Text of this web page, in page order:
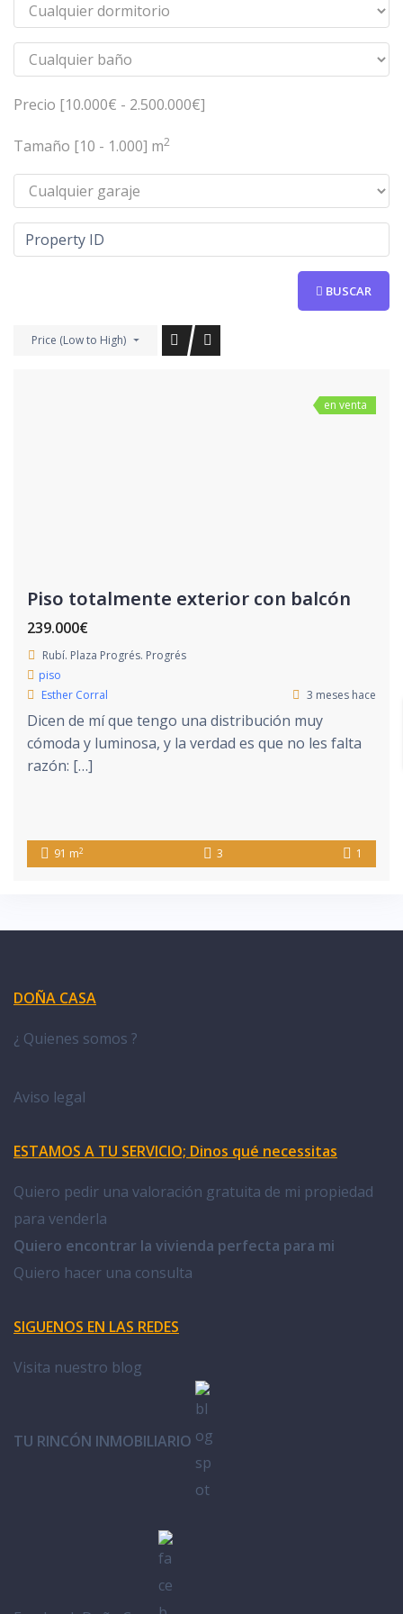
Precio [10.000€ - 2.500.000€]
Tamaño [10 - 1.000] m2
BUSCAR
Price (Low to High)
en venta
Piso totalmente exterior con balcón
239.000€
Rubí. Plaza Progrés. Progrés
piso
Esther Corral
3 meses hace
Dicen de mí que tengo una distribución muy
cómoda y luminosa, y la verdad es que no les falta
razón: […]
91 m2 3 1
DOÑA CASA
¿ Quienes somos ?
Aviso legal
ESTAMOS A TU SERVICIO; Dinos qué necessitas
Quiero pedir una valoración gratuita de mi propiedad
para venderla
Quiero encontrar la vivienda perfecta para mi
Quiero hacer una consulta
SIGUENOS EN LAS REDES
Visita nuestro blog
TU RINCÓN INMOBILIARIO